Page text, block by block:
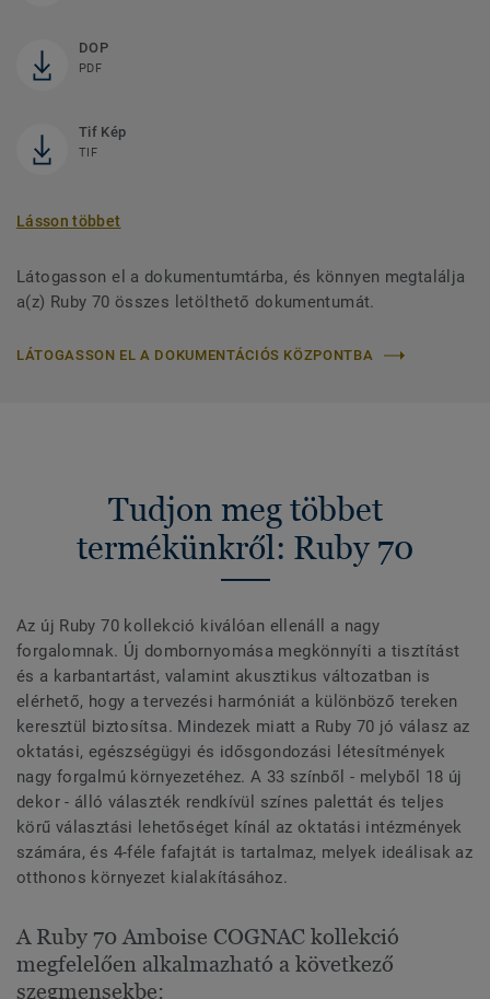
DOP
PDF
Tif Kép
TIF
Lásson többet
Látogasson el a dokumentumtárba, és könnyen megtalálja
a(z) Ruby 70 összes letölthető dokumentumát.
LÁTOGASSON EL A DOKUMENTÁCIÓS KÖZPONTBA
Tudjon meg többet
termékünkről: Ruby 70
Az új Ruby 70 kollekció kiválóan ellenáll a nagy
forgalomnak. Új dombornyomása megkönnyíti a tisztítást
és a karbantartást, valamint akusztikus változatban is
elérhető, hogy a tervezési harmóniát a különböző tereken
keresztül biztosítsa. Mindezek miatt a Ruby 70 jó válasz az
oktatási, egészségügyi és idősgondozási létesítmények
nagy forgalmú környezetéhez. A 33 színből - melyből 18 új
dekor - álló választék rendkívül színes palettát és teljes
körű választási lehetőséget kínál az oktatási intézmények
számára, és 4-féle fafajtát is tartalmaz, melyek ideálisak az
otthonos környezet kialakításához.
A Ruby 70 Amboise COGNAC kollekció
megfelelően alkalmazható a következő
szegmensekbe: